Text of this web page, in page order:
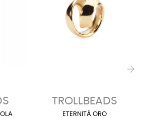
TROLLBEADS
ETERNITÀ ORO